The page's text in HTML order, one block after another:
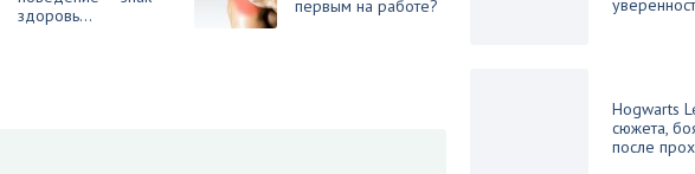
здоровь...
первым на работе?
Hogwarts
сюжета,
после